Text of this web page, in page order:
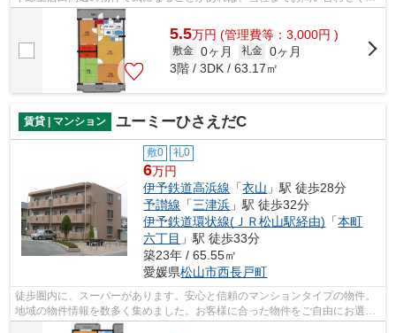
さい。アクセスや物件詳細などを詳し...
5.5万円 (管理費等：3,000円 )
敷金 0ヶ月 礼金 0ヶ月
3階 / 3DK / 63.17㎡
賃貸 | マンション ユーミーひさえだC
敷0 礼0
6万円
伊予鉄道高浜線 「衣山 」駅 徒歩28分
予讃線 「三津浜 」駅 徒歩32分
伊予鉄道環状線(ＪＲ松山駅経由) 「本町
六丁目 」駅 徒歩33分
築23年 / 65.55㎡
愛媛県松山市西長戸町
徒歩圏内に、スーパーがあります。安心と信頼のマンションタイプの物件。
地域の物件情報を数多く集めました。お客様に合った物件をご自由にお選び
下さい。お問い合わせもお気軽にご連...